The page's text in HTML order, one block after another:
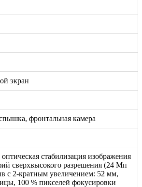
экран
фронтальная камера
стабилизация изображения
сверхвысокого разрешения (24 Мп
с 2-кратным увеличением: 52 мм,
100 % пикселей фокусировки